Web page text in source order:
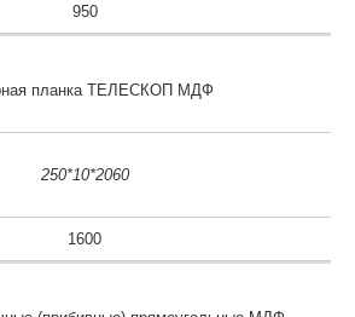
950
планка ТЕЛЕСКОП МДФ
250*10*2060
1600